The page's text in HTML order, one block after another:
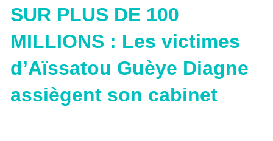
SUR PLUS DE 100
MILLIONS : Les victimes
d’Aïssatou Guèye Diagne
assiègent son cabinet